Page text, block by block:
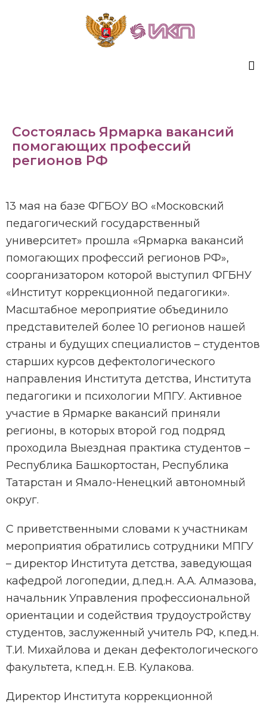
Состоялась Ярмарка вакансий
помогающих профессий
регионов РФ
13 мая на базе ФГБОУ ВО «Московский
педагогический государственный
университет» прошла «Ярмарка вакансий
помогающих профессий регионов РФ»,
соорганизатором которой выступил ФГБНУ
«Институт коррекционной педагогики».
Масштабное мероприятие объединило
представителей более 10 регионов нашей
страны и будущих специалистов – студентов
старших курсов дефектологического
направления Института детства, Института
педагогики и психологии МПГУ. Активное
участие в Ярмарке вакансий приняли
регионы, в которых второй год подряд
проходила Выездная практика студентов –
Республика Башкортостан, Республика
Татарстан и Ямало-Ненецкий автономный
округ.
С приветственными словами к участникам
мероприятия обратились сотрудники МПГУ
– директор Института детства, заведующая
кафедрой логопедии, д.пед.н. А.А. Алмазова,
начальник Управления профессиональной
ориентации и содействия трудоустройству
студентов, заслуженный учитель РФ, к.пед.н.
Т.И. Михайлова и декан дефектологического
факультета, к.пед.н. Е.В. Кулакова.
Директор Института коррекционной